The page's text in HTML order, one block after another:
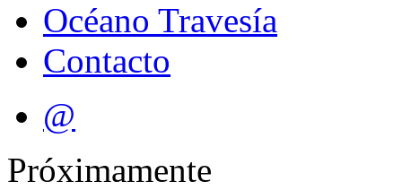
Océano Travesía
Contacto
@
Próximamente